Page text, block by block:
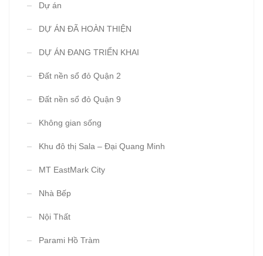
Dự án
DỰ ÁN ĐÃ HOÀN THIỆN
DỰ ÁN ĐANG TRIỂN KHAI
Đất nền sổ đỏ Quận 2
Đất nền sổ đỏ Quận 9
Không gian sống
Khu đô thị Sala – Đại Quang Minh
MT EastMark City
Nhà Bếp
Nội Thất
Parami Hồ Tràm